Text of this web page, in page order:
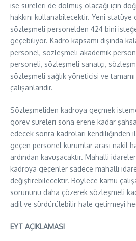
ise süreleri de dolmuş olacağı için
hakkını kullanabilecektir. Yeni
sözleşmeli personelden 424 bini
geçebiliyor. Kadro kapsamı dışında
personel, sözleşmeli akademik
personeli, sözleşmeli sanatçı,
sözleşmeli sağlık yöneticisi ve
çalışanlarıdır.
Sözleşmeliden kadroya geçmek
görev süreleri sona erene kadar
edecek sonra kadroları kendiliğinden
geçen personel kurumlar arası nakil
ardından kavuşacaktır. Mahalli
kadroya geçenler sadece mahalli
değiştirebilecektir. Böylece kamu
sorununu daha çözerek sözleşmeli
adil ve sürdürülebilir hale getirmeyi
EYT AÇIKLAMASI